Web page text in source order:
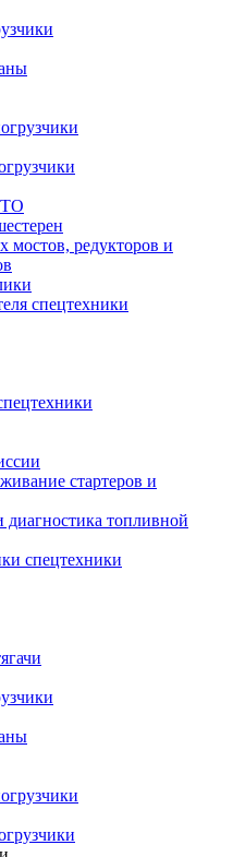
ТО
мостов, редукторов и
спецтехники
стартеров и
топливной
спецтехники